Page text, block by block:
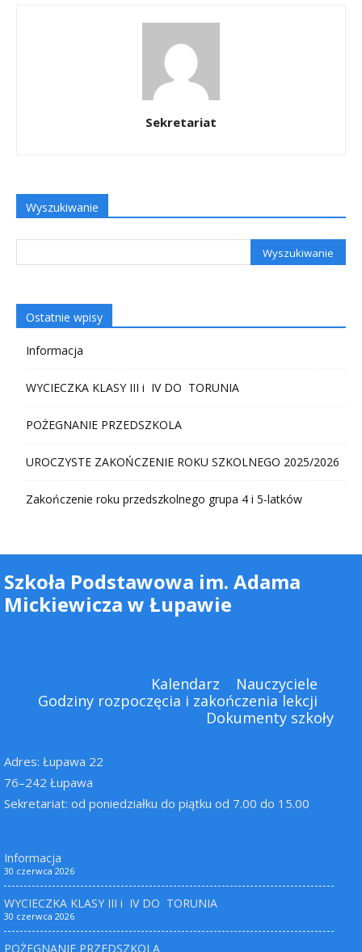
Sekretariat
Wyszukiwanie
Ostatnie wpisy
Informacja
WYCIECZKA KLASY III i IV DO TORUNIA
POŻEGNANIE PRZEDSZKOLA
UROCZYSTE ZAKOŃCZENIE ROKU SZKOLNEGO 2025/2026
Zakończenie roku przedszkolnego grupa 4 i 5-latków
Szkoła Podstawowa im. Adama
Mickiewicza w Łupawie
Kalendarz
Nauczyciele
Godziny rozpoczęcia i zakończenia lekcji
Dokumenty szkoły
Adres: Łupawa 22
76–242 Łupawa
Sekretariat: od poniedziałku do piątku od 7.00 do 15.00
Informacja
30 czerwca 2026
WYCIECZKA KLASY III i IV DO TORUNIA
30 czerwca 2026
POŻEGNANIE PRZEDSZKOLA